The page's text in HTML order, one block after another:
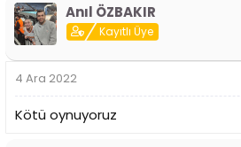
k
i
l
:
Anıl ÖZBAKIR
Kayıtlı Üye
4 Ara 2022
Kötü oynuyoruz